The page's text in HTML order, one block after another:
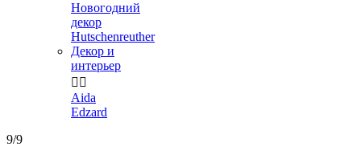
Новогодний
декор
Hutschenreuther
Декор и
интерьер
 
Aida
Edzard
9/9